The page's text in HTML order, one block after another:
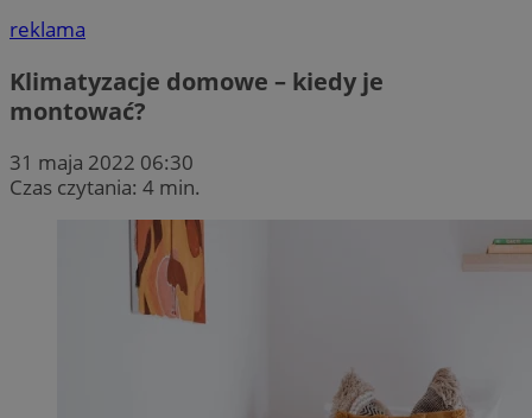
reklama
Klimatyzacje domowe – kiedy je
montować?
31 maja 2022 06:30
Czas czytania: 4 min.